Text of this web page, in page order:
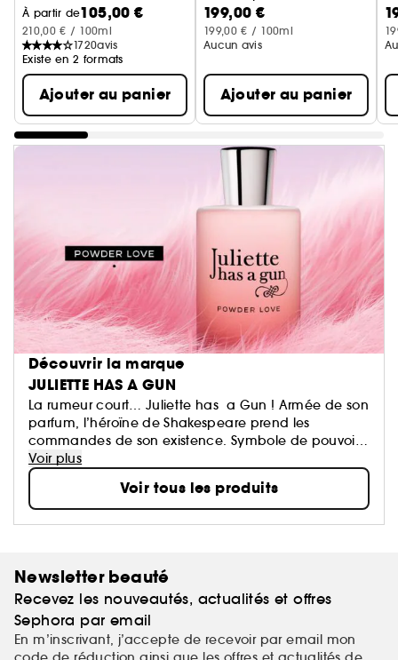
À partir de105,00 €
210,00 € / 100ml
1720avis
Existe en 2 formats
Ajouter au panier
199,00 €
199,00 € / 100ml
Aucun avis
Ajouter au panier
Découvrir la marque
JULIETTE HAS A GUN
La rumeur court… Juliette has a Gun ! Armée de son
parfum, l’héroïne de Shakespeare prend les
commandes de son existence. Symbole de pouvoir,
ou simple accessoire de bluff, le Gun symbolise
surtout l'ascendant des femmes sur les hommes. Une
collection de fragrances originales, dessinée
comme des vêtements invisibles, par Romano Ricci,
arrière petit-fils de Nina.
Voir plus
Voir tous les produits
Newsletter beauté
Recevez les nouveautés, actualités et offres
Sephora par email
En m’inscrivant, j’accepte de recevoir par email mon